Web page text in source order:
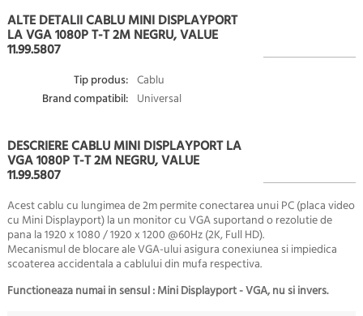
ALTE DETALII CABLU MINI DISPLAYPORT
LA VGA 1080P T-T 2M NEGRU, VALUE
11.99.5807
Tip produs: Cablu
Brand compatibil: Universal
DESCRIERE CABLU MINI DISPLAYPORT LA
VGA 1080P T-T 2M NEGRU, VALUE
11.99.5807
Acest cablu cu lungimea de 2m permite conectarea unui PC (placa video
cu Mini Displayport) la un monitor cu VGA suportand o rezolutie de
pana la1920 x 1080 / 1920 x 1200 @60Hz (2K, Full HD).
Mecanismul de blocare ale VGA-ului asigura conexiunea si impiedica
scoaterea accidentala a cablului din mufa respectiva.
Functioneaza numai in sensul : Mini Displayport - VGA, nu si invers.